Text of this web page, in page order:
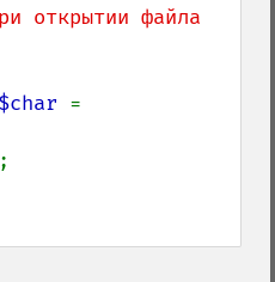
открытии файла
$char
;